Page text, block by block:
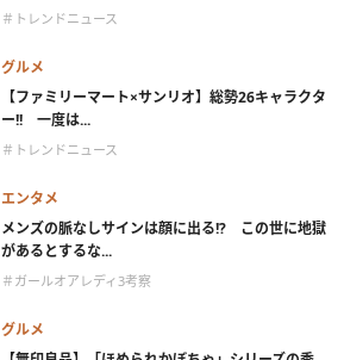
＃トレンドニュース
グルメ
【ファミリーマート×サンリオ】総勢26キャラクタ
ー!! 一度は...
＃トレンドニュース
エンタメ
メンズの脈なしサインは顔に出る!? この世に地獄
があるとするな...
＃ガールオアレディ3考察
グルメ